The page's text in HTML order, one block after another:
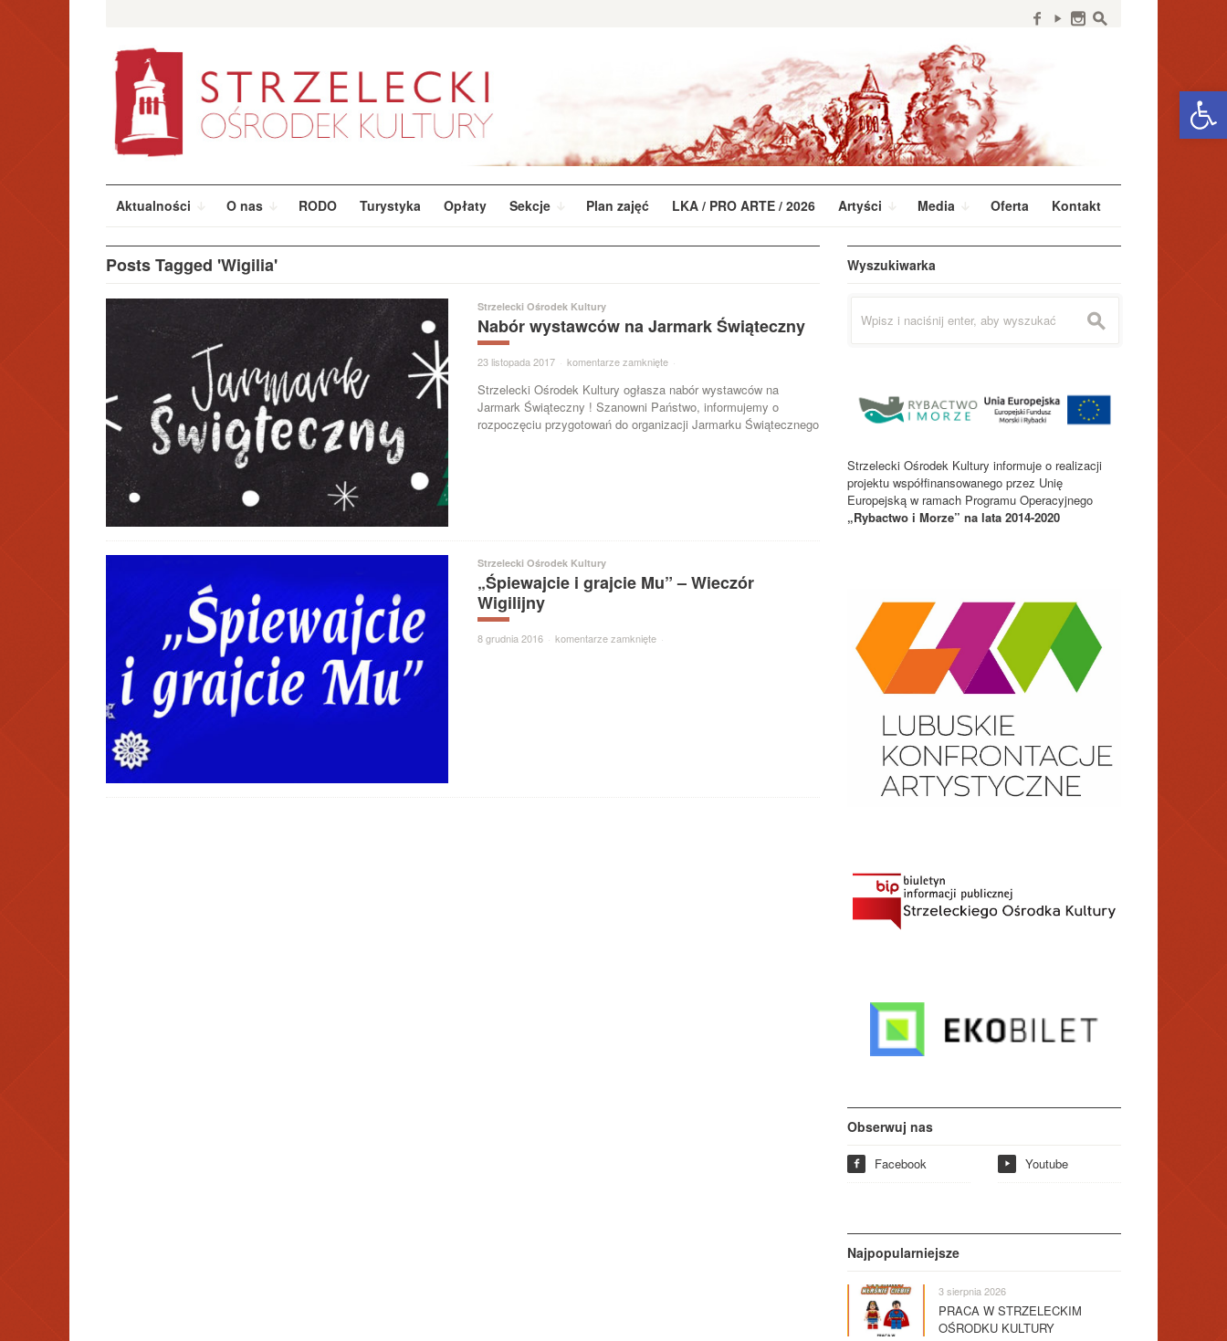
f y n s
Aktualności O nas RODO Turystyka Opłaty Sekcje Plan zajęć LKA / PRO ARTE / 2026 Artyści Media Oferta Kontakt
Posts Tagged 'Wigilia'
Strzelecki Ośrodek Kultury
Nabór wystawców na Jarmark Świąteczny
23 listopada 2017 · komentarze zamknięte ·
Strzelecki Ośrodek Kultury ogłasza nabór wystawców na
Jarmark Świąteczny ! Szanowni Państwo, informujemy o
rozpoczęciu przygotowań do organizacji Jarmarku Świątecznego
Strzelecki Ośrodek Kultury
„Śpiewajcie i grajcie Mu” – Wieczór
Wigilijny
8 grudnia 2016 · komentarze zamknięte ·
Wyszukiwarka
s
Strzelecki Ośrodek Kultury informuje o realizacji
projektu współfinansowanego przez Unię
Europejską w ramach Programu Operacyjnego
„Rybactwo i Morze” na lata 2014-2020
Obserwuj nas
f Facebook y Youtube
Najpopularniejsze
3 sierpnia 2026
PRACA W STRZELECKIM
OŚRODKU KULTURY